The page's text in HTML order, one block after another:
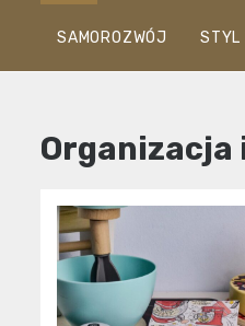
SAMOROZWÓJ STYL
Organizacja